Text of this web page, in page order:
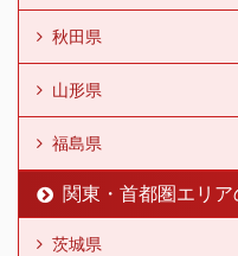
秋田県
山形県
福島県
関東・首都圏エリア
茨城県